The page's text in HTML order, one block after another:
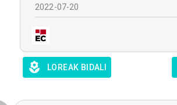
2022-07-20
LOREAK BIDALI